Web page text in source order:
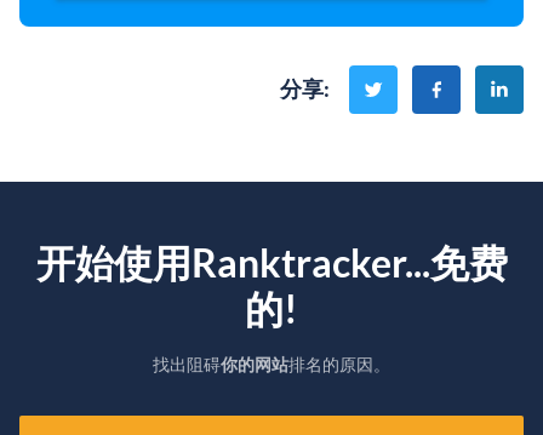
分享:
开始使用Ranktracker...免费
的!
找出阻碍你的网站排名的原因。